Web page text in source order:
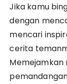
Jika kamu
dengan
mencari
cerita
Memejamkan